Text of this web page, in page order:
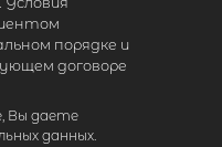
порядке и
договоре
Вы даете
данных.